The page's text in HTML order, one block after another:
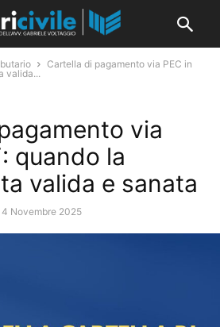
Cartella di pagamento via PEC in
valida...
via
quando la
valida e sanata
Novembre 2025